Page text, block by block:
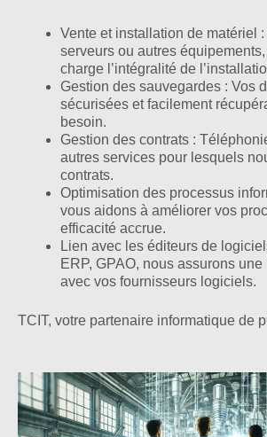
Vente et installation de matériel
serveurs ou autres
charge l’intégralité de
Gestion des sauvegardes : Vos
sécurisées et facilement
besoin.
Gestion des contrats :
autres services pour lesquels
contrats.
Optimisation des processus
vous aidons à améliorer vos
efficacité accrue.
Lien avec les éditeurs de
ERP, GPAO, nous assurons
avec vos fournisseurs logiciels.
TCIT, votre partenaire informatique de